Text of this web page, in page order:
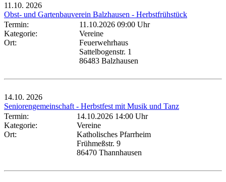
11.10. 2026
Obst- und Gartenbauverein Balzhausen - Herbstfrühstück
Termin:
11.10.2026 09:00 Uhr
Kategorie:
Vereine
Ort:
Feuerwehrhaus
Sattelbogenstr. 1
86483 Balzhausen
14.10. 2026
Seniorengemeinschaft - Herbstfest mit Musik und Tanz
Termin:
14.10.2026 14:00 Uhr
Kategorie:
Vereine
Ort:
Katholisches Pfarrheim
Frühmeßstr. 9
86470 Thannhausen